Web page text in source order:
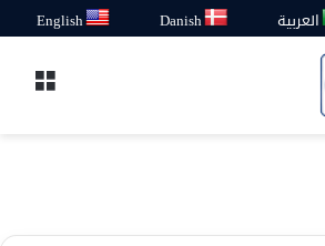
العربية Danish
English